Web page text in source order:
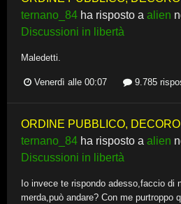
ternano_84 ha risposto a alien
Discussioni in libertà
Maledetti.
Venerdì alle 00:07 9.785
ORDINE PUBBLICO,
ternano_84 ha risposto a alien
Discussioni in libertà
Io invece te rispondo adesso,faccio di
merda,può andare? Con me purtroppo